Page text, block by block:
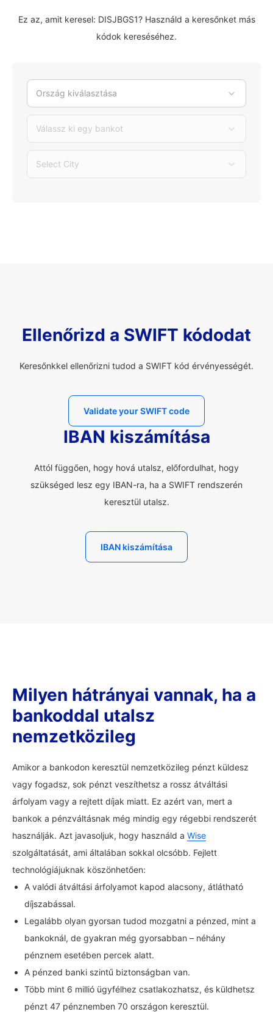
Ez az, amit keresel: DISJBGS1? Használd a keresőnket más
kódok kereséséhez.
Ország kiválasztása
Válassz ki egy bankot
Select City
Ellenőrizd a SWIFT kódodat
Keresőnkkel ellenőrizni tudod a SWIFT kód érvényességét.
Validate your SWIFT code
IBAN kiszámítása
Attól függően, hogy hová utalsz, előfordulhat, hogy
szükséged lesz egy IBAN-ra, ha a SWIFT rendszerén
keresztül utalsz.
IBAN kiszámítása
Milyen hátrányai vannak, ha a
bankoddal utalsz
nemzetközileg
Amikor a bankodon keresztül nemzetközileg pénzt küldesz
vagy fogadsz, sok pénzt veszíthetsz a rossz átváltási
árfolyam vagy a rejtett díjak miatt. Ez azért van, mert a
bankok a pénzváltásnak még mindig egy régebbi rendszerét
használják. Azt javasoljuk, hogy használd a Wise
szolgáltatását, ami általában sokkal olcsóbb. Fejlett
technológiájuknak köszönhetően:
A valódi átváltási árfolyamot kapod alacsony, átlátható
díjszabással.
Legalább olyan gyorsan tudod mozgatni a pénzed, mint a
bankoknál, de gyakran még gyorsabban – néhány
pénznem esetében percek alatt.
A pénzed banki szintű biztonságban van.
Több mint 6 millió ügyfélhez csatlakozhatsz, és küldhetsz
pénzt 47 pénznemben 70 országon keresztül.